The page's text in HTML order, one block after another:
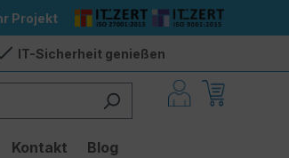
Projekt
IT-Sicherheit genießen
Kontakt Blog